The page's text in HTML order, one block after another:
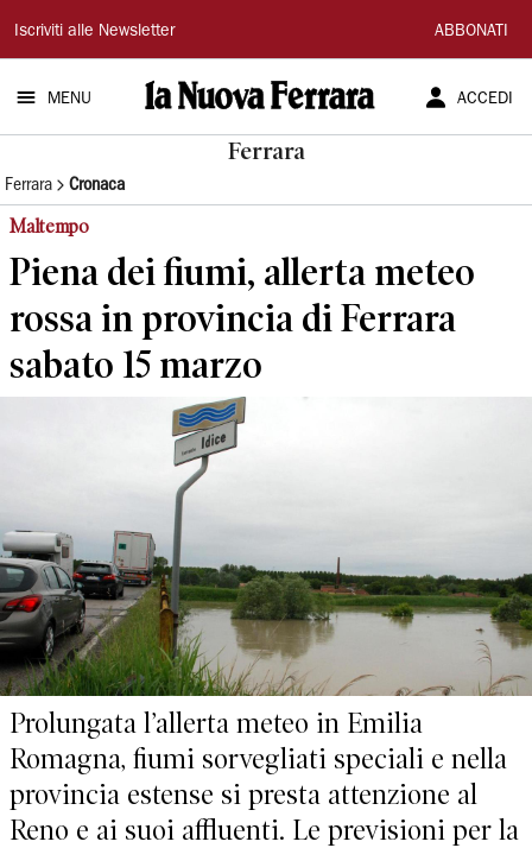
La
Nuova
Ferrara
Iscriviti alle Newsletter ABBONATI
MENU ACCEDI
Ferrara
Ferrara Cronaca
Maltempo
Piena dei fiumi, allerta meteo
rossa in provincia di Ferrara
sabato 15 marzo
Prolungata l’allerta meteo in Emilia
Romagna, fiumi sorvegliati speciali e nella
provincia estense si presta attenzione al
Reno e ai suoi affluenti. Le previsioni per la